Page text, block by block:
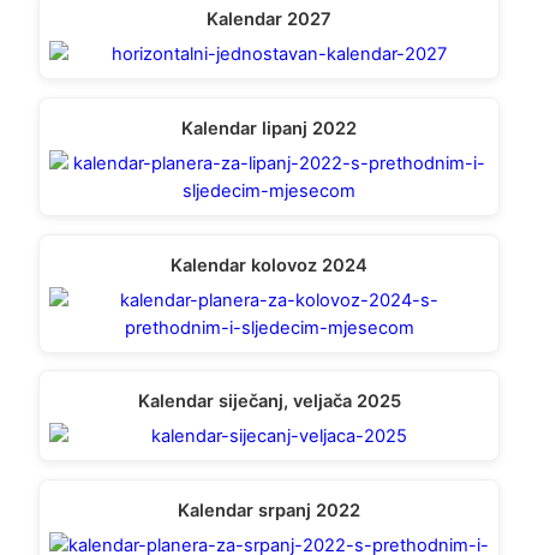
Kalendar 2027
Kalendar lipanj 2022
Kalendar kolovoz 2024
Kalendar siječanj, veljača 2025
Kalendar srpanj 2022